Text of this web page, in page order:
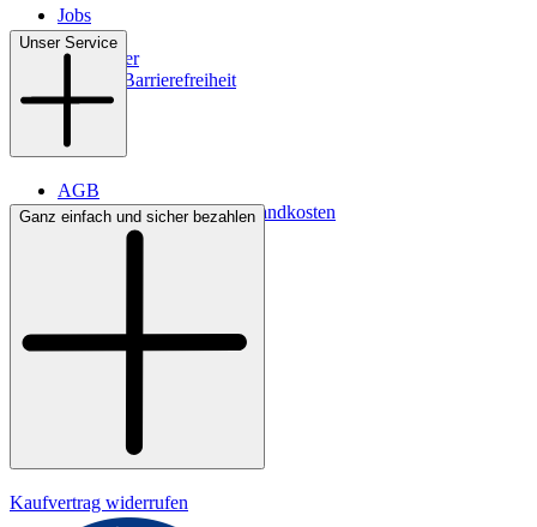
Jobs
Filialen
Newsletter
Digitale Barrierefreiheit
Unser Service
AGB
Lieferbedingungen & Versandkosten
Bezahlung
Ganz einfach und sicher bezahlen
Kaufvertrag widerrufen